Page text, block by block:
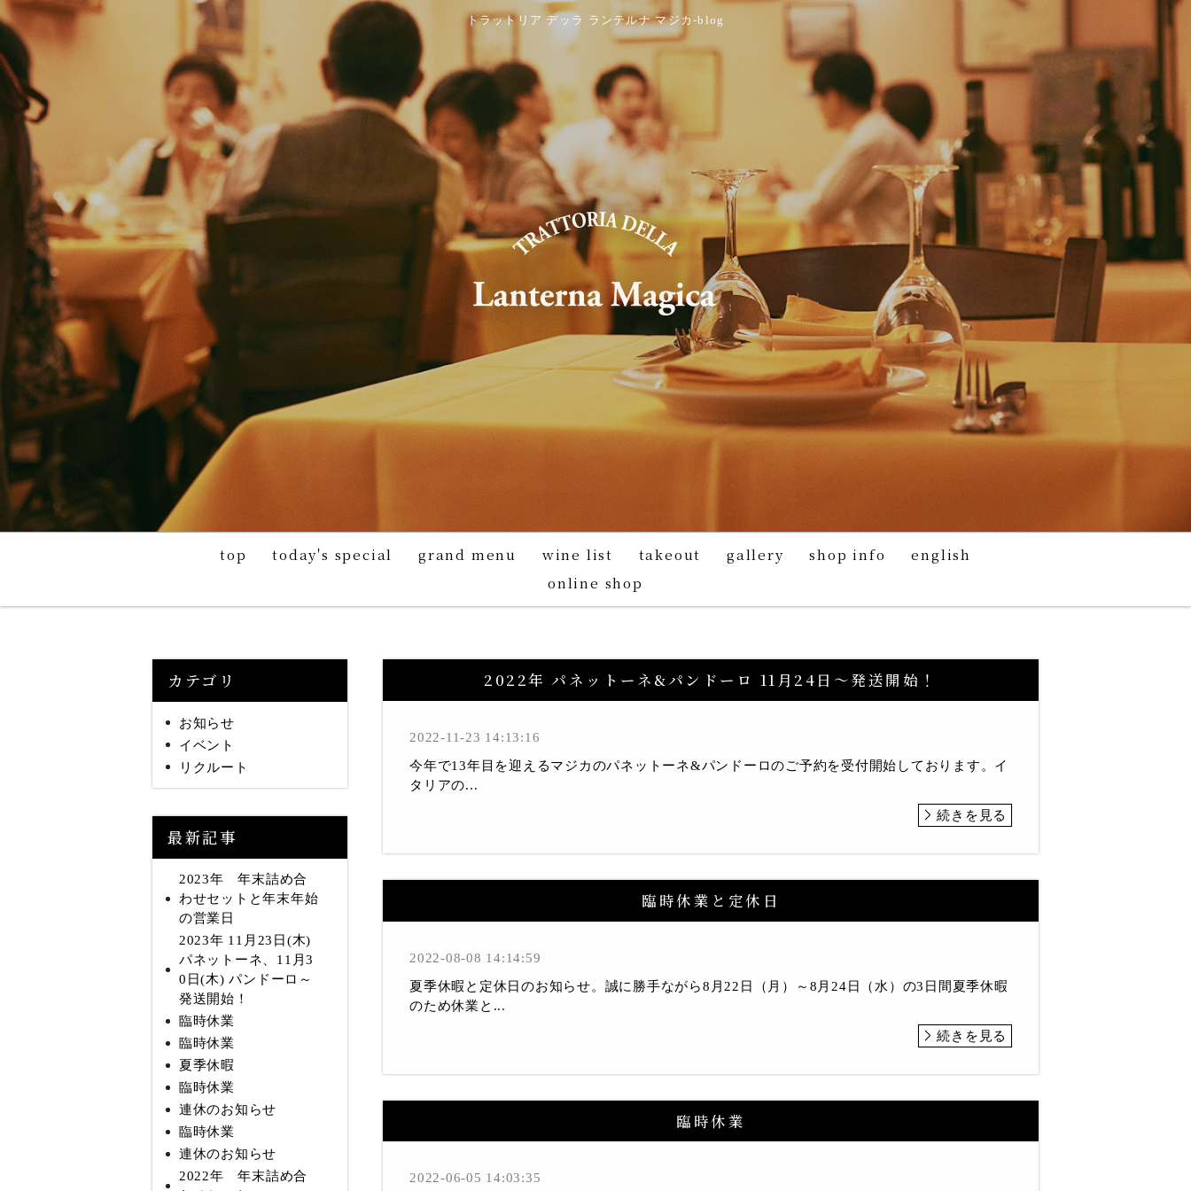
トラットリア デッラ ランテルナ マジカ-blog
top today's special grand menu wine list takeout gallery shop info
english
online shop
カテゴリ
お知らせ
イベント
リクルート
最新記事
2023年 年末詰め合
わせセットと年末年始
の営業日
2023年 11月23日(木)
パネットーネ、11月3
0日(木) パンドーロ～
発送開始！
臨時休業
臨時休業
夏季休暇
臨時休業
連休のお知らせ
臨時休業
連休のお知らせ
2022年 年末詰め合
2022年 パネットーネ&パンドーロ 11月24日～発送開始！
2022-11-23 14:13:16
今年で13年目を迎えるマジカのパネットーネ&パンドーロのご予約を受付開始しております。イ
タリアの...
続きを見る
臨時休業と定休日
2022-08-08 14:14:59
夏季休暇と定休日のお知らせ。誠に勝手ながら8月22日（月）～8月24日（水）の3日間夏季休暇
のため休業と...
続きを見る
臨時休業
2022-06-05 14:03:35